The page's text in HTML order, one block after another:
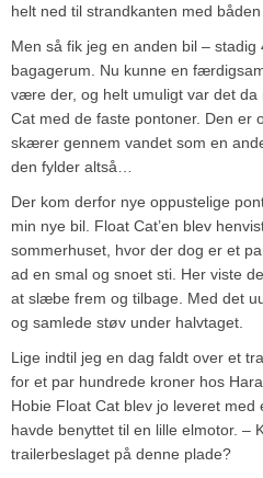
helt ned til strandkanten med
Men så fik jeg en anden bil –
bagagerum. Nu kunne en
være der, og helt umuligt var det
Cat med de faste pontoner. Den er
skærer gennem vandet som en
den fylder altså…
Der kom derfor nye oppustelige
min nye bil. Float Cat’en blev
sommerhuset, hvor der dog er et
ad en smal og snoet sti. Her viste
at slæbe frem og tilbage. Med det
og samlede støv under halvtaget.
Lige indtil jeg en dag faldt over et
for et par hundrede kroner hos
Hobie Float Cat blev jo leveret
havde benyttet til en lille elmotor. –
trailerbeslaget på denne plade?